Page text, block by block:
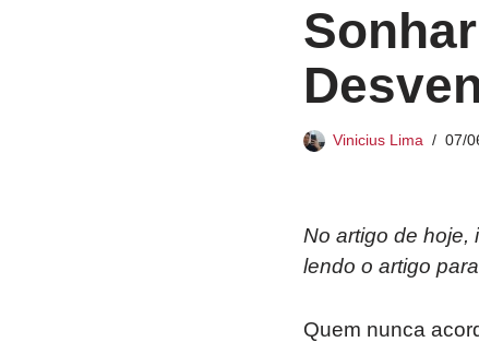
Vinicius Lima 07/
No artigo de hoje,
lendo o artigo
Quem nunca